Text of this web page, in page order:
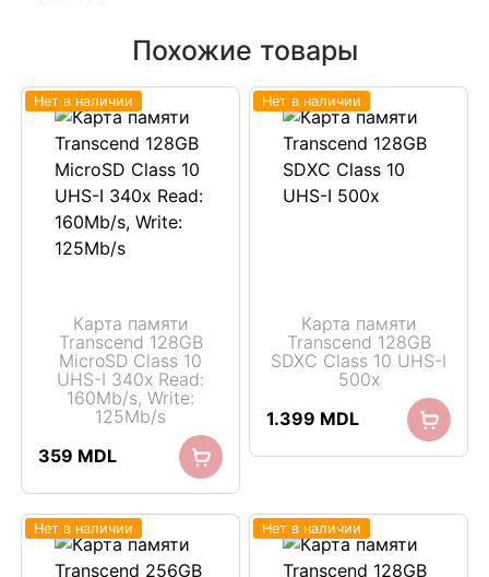
Похожие товары
Нет в наличии
Карта памяти
Transcend 128GB
MicroSD Class 10
UHS-I 340x Read:
160Mb/s, Write:
125Mb/s
359 MDL
Нет в наличии
Карта памяти
Transcend 128GB
SDXC Class 10 UHS-I
500x
1.399 MDL
Нет в наличии Нет в наличии